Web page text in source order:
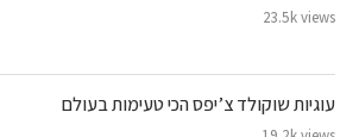
23.5k views
עוגיות שוקולד צ’יפס הכי טעימות בעולם